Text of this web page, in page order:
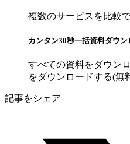
複数のサービスを比較
カンタン30秒一括資料ダウン
すべての資料をダウン
をダウンロードする(無
記事をシェア